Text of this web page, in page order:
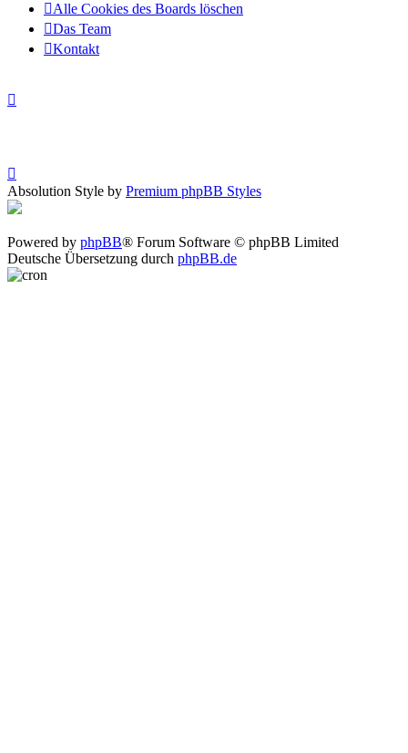
Alle Cookies des Boards löschen
Das Team
Kontakt
Absolution Style by Premium phpBB Styles
Powered by phpBB® Forum Software © phpBB Limited
Deutsche Übersetzung durch phpBB.de